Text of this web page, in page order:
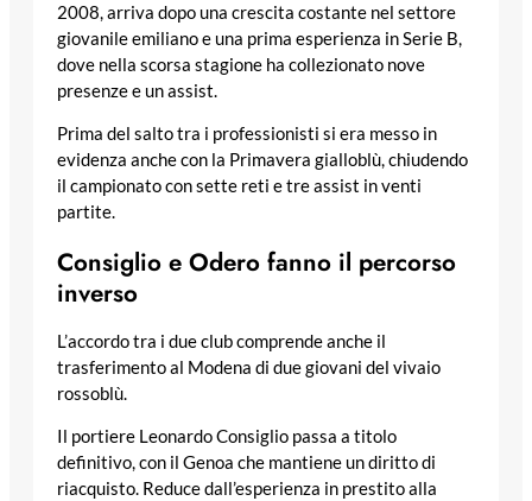
2008, arriva dopo una crescita costante nel settore
giovanile emiliano e una prima esperienza in Serie B,
dove nella scorsa stagione ha collezionato nove
presenze e un assist.
Prima del salto tra i professionisti si era messo in
evidenza anche con la Primavera gialloblù, chiudendo
il campionato con sette reti e tre assist in venti
partite.
Consiglio e Odero fanno il percorso
inverso
L’accordo tra i due club comprende anche il
trasferimento al Modena di due giovani del vivaio
rossoblù.
Il portiere Leonardo Consiglio passa a titolo
definitivo, con il Genoa che mantiene un diritto di
riacquisto. Reduce dall’esperienza in prestito alla